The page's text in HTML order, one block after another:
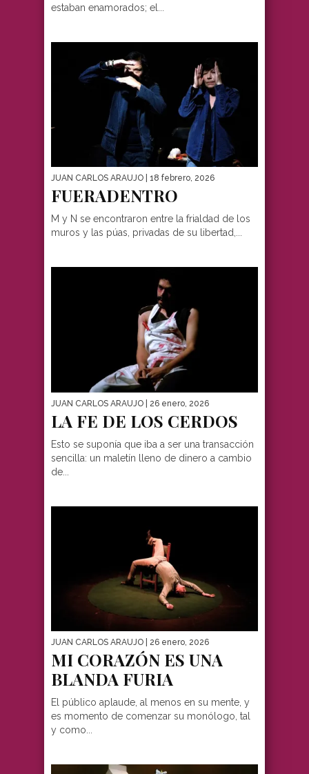
estaban enamorados; el...
JUAN CARLOS ARAUJO | 18 febrero, 2026
FUERADENTRO
M y N se encontraron entre la frialdad de los
muros y las púas, privadas de su libertad,...
JUAN CARLOS ARAUJO | 26 enero, 2026
LA FE DE LOS CERDOS
Esto se suponía que iba a ser una transacción
sencilla: un maletín lleno de dinero a cambio
de...
JUAN CARLOS ARAUJO | 26 enero, 2026
MI CORAZÓN ES UNA
BLANDA FURIA
El público aplaude, al menos en su mente, y
es momento de comenzar su monólogo, tal
y como...